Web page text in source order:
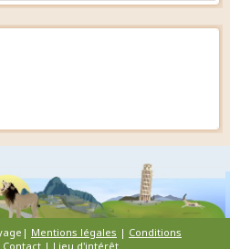
Mentions légales | Conditions
Contact| Lieu d'intérêt